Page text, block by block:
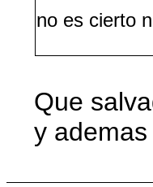
no es cierto
Que
y